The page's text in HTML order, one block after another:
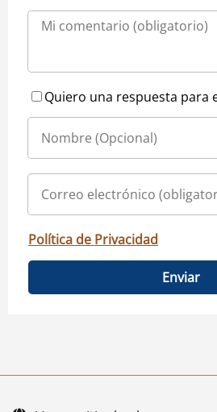
Quiero una respuesta para
Política de Privacidad
Enviar